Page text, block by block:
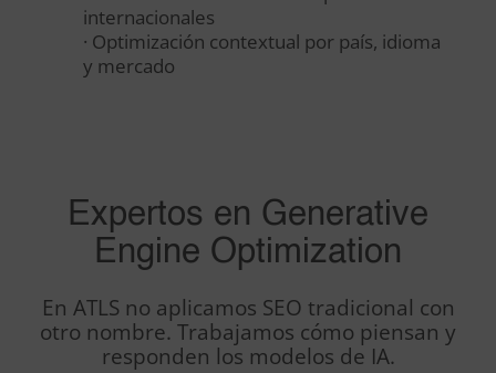
internacionales
· Optimización contextual por país, idioma
y mercado
Expertos en Generative
Engine Optimization
En ATLS no aplicamos SEO tradicional con
otro nombre. Trabajamos cómo piensan y
responden los modelos de IA.